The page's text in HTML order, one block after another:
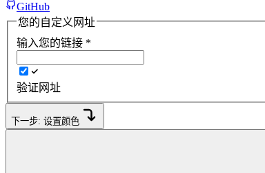
GitHub
您的自定义网址
输入您的链接 *
验证网址
下一步: 设置颜色